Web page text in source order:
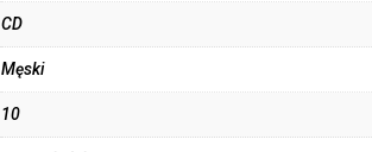
CD
Męski
10